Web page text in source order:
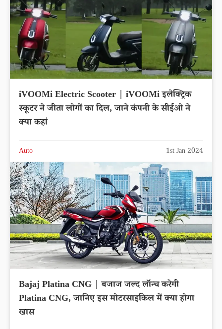
iVOOMi Electric Scooter | iVOOMi इलेक्ट्रिक
स्कूटर ने जीता लोगों का दिल, जाने कंपनी के सीईओ ने
क्या कहां
Auto 1st Jan 2024
Bajaj Platina CNG | बजाज जल्द लॉन्च करेगी
Platina CNG, जानिए इस मोटरसाइकिल में क्या होगा
खास